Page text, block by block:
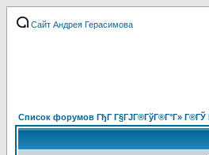
Сайт Андрея Герасимова
Список форумов ГђГ Г§ГЈГ®ГўГ®Г°Г» Г®ГЎ